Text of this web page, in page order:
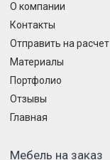
О компании
Контакты
Отправить на расчет
Материалы
Портфолио
Отзывы
Главная
Мебель на заказ